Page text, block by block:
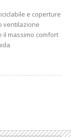
e coperture
ventilazione
il massimo comfort